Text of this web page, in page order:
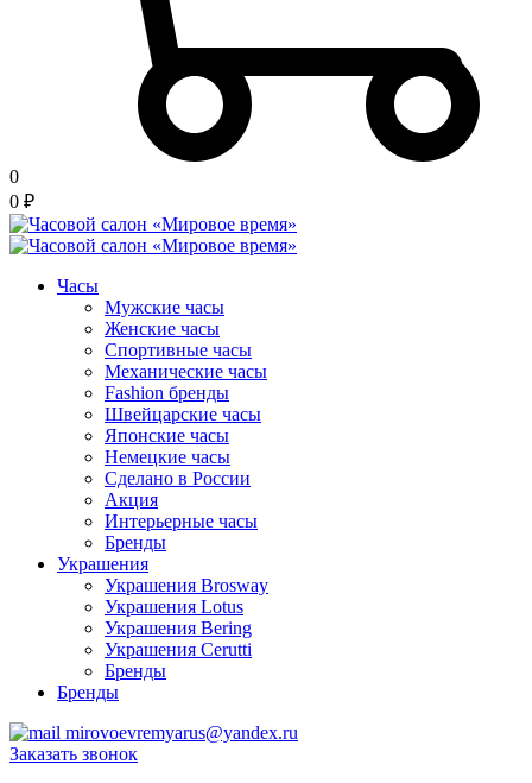
0
0 ₽
Часы
Мужские часы
Женские часы
Спортивные часы
Механические часы
Fashion бренды
Швейцарские часы
Японские часы
Немецкие часы
Сделано в России
Акция
Интерьерные часы
Бренды
Украшения
Украшения Brosway
Украшения Lotus
Украшения Bering
Украшения Cerutti
Бренды
Бренды
mirovoevremyarus@yandex.ru
Заказать звонок